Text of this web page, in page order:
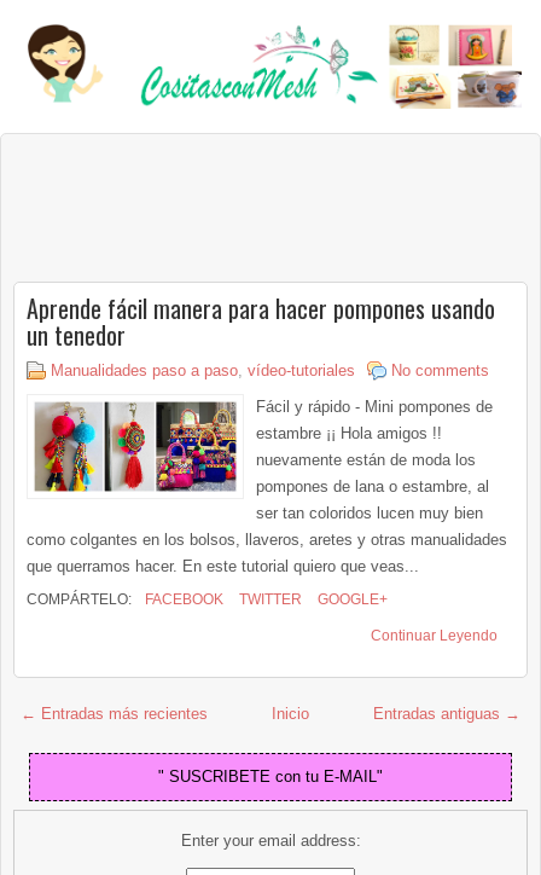
Aprende fácil manera para hacer pompones usando
un tenedor
Manualidades paso a paso vídeo-tutoriales
No comments
Fácil y rápido - Mini pompones de
estambre ¡¡ Hola amigos !!
nuevamente están de moda los
pompones de lana o estambre, al
ser tan coloridos lucen muy bien
como colgantes en los bolsos, llaveros, aretes y otras manualidades
que querramos hacer. En este tutorial quiero que veas...
COMPÁRTELO: FACEBOOK TWITTER GOOGLE+
Continuar Leyendo
← Entradas más recientes Entradas antiguas →
Inicio
" SUSCRIBETE con tu E-MAIL"
Enter your email address: